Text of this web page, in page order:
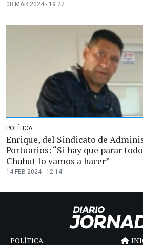
08 MAR 2024 - 19:27
POLÍTICA
Enrique, del Sindicato de
Portuarios: “Si hay que parar
Chubut lo vamos a hacer”
14 FEB 2024 - 12:14
POLÍTICA